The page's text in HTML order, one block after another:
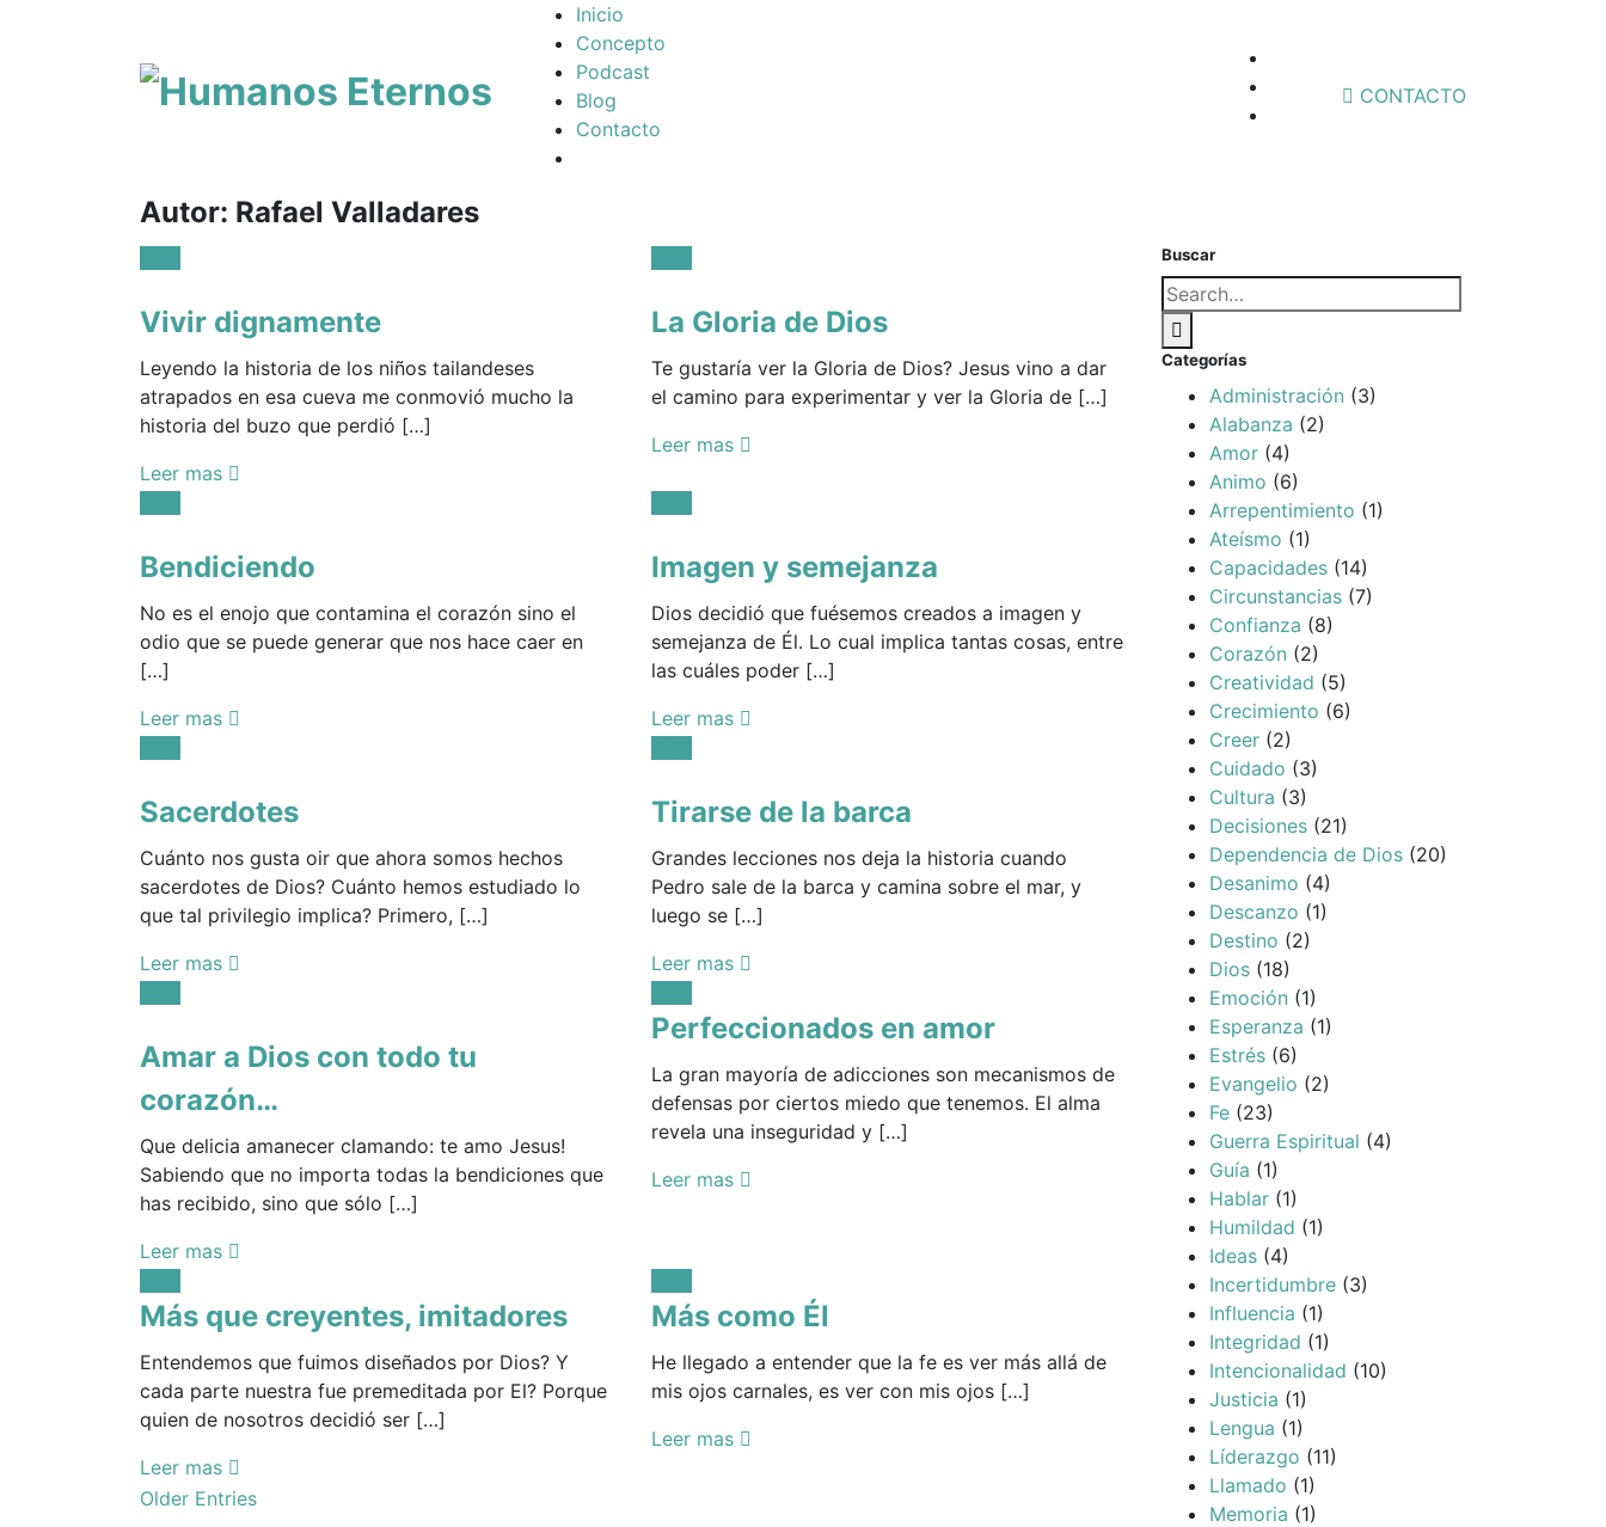
pero
Dios
para
mas
Inicio
Concepto
Podcast
Blog
Contacto
Instagram CONTACTO
Toggle
Autor: Rafael Valladares
Vivir dignamente
Leyendo la historia de los niños tailandeses
atrapados en esa cueva me conmovió mucho la
historia del buzo que perdió […]
Leer mas
La Gloria de Dios
Te gustaría ver la Gloria de Dios? Jesus vino a dar
el camino para experimentar y ver la Gloria de […]
Leer mas
Bendiciendo
No es el enojo que contamina el corazón sino el
odio que se puede generar que nos hace caer en
[…]
Leer mas
Imagen y semejanza
Dios decidió que fuésemos creados a imagen y
semejanza de Él. Lo cual implica tantas cosas, entre
las cuáles poder […]
Leer mas
Sacerdotes
Cuánto nos gusta oir que ahora somos hechos
sacerdotes de Dios? Cuánto hemos estudiado lo
que tal privilegio implica? Primero, […]
Leer mas
Tirarse de la barca
Grandes lecciones nos deja la historia cuando
Pedro sale de la barca y camina sobre el mar, y
luego se […]
Leer mas
Amar a Dios con todo tu
corazón…
Que delicia amanecer clamando: te amo Jesus!
Sabiendo que no importa todas la bendiciones que
has recibido, sino que sólo […]
Leer mas
in:
Perfeccionados en amor
La gran mayoría de adicciones son mecanismos de
defensas por ciertos miedo que tenemos. El alma
revela una inseguridad y […]
Leer mas
in:
Más que creyentes, imitadores
Entendemos que fuimos diseñados por Dios? Y
cada parte nuestra fue premeditada por El? Porque
quien de nosotros decidió ser […]
Leer mas
in:
Más como Él
He llegado a entender que la fe es ver más allá de
mis ojos carnales, es ver con mis ojos […]
Leer mas
Posts
Older Entries
Buscar
Búsqueda
para:
Buscar
Categorías
Administración (3)
Alabanza (2)
Amor (4)
Animo (6)
Arrepentimiento (1)
Ateísmo (1)
Capacidades (14)
Circunstancias (7)
Confianza (8)
Corazón (2)
Creatividad (5)
Crecimiento (6)
Creer (2)
Cuidado (3)
Cultura (3)
Decisiones (21)
Dependencia de Dios (20)
Desanimo (4)
Descanzo (1)
Destino (2)
Dios (18)
Emoción (1)
Esperanza (1)
Estrés (6)
Evangelio (2)
Fe (23)
Guerra Espiritual (4)
Guía (1)
Hablar (1)
Humildad (1)
Ideas (4)
Incertidumbre (3)
Influencia (1)
Integridad (1)
Intencionalidad (10)
Justicia (1)
Lengua (1)
Líderazgo (11)
Llamado (1)
Memoria (1)